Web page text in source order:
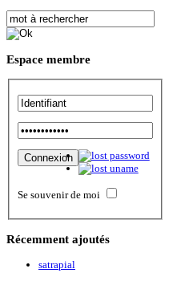
Espace membre
Se souvenir de moi
Récemment ajoutés
satrapial